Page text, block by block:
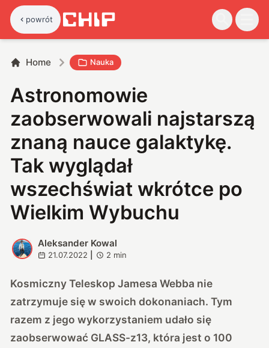
powrót
Home Nauka
Astronomowie
zaobserwowali najstarszą
znaną nauce galaktykę.
Tak wyglądał
wszechświat wkrótce po
Wielkim Wybuchu
A
Aleksander Kowal
21.07.2022 2 min
Kosmiczny Teleskop Jamesa Webba nie
zatrzymuje się w swoich dokonaniach. Tym
razem z jego wykorzystaniem udało się
zaobserwować GLASS-z13, która jest o 100